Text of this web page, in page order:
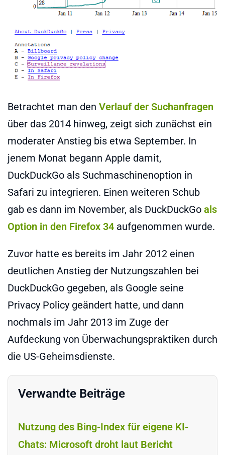
Betrachtet man den Verlauf der Suchanfragen
über das 2014 hinweg, zeigt sich zunächst ein
moderater Anstieg bis etwa September. In
jenem Monat begann Apple damit,
DuckDuckGo als Suchmaschinenoption in
Safari zu integrieren. Einen weiteren Schub
gab es dann im November, als DuckDuckGo als
Option in den Firefox 34 aufgenommen wurde.
Zuvor hatte es bereits im Jahr 2012 einen
deutlichen Anstieg der Nutzungszahlen bei
DuckDuckGo gegeben, als Google seine
Privacy Policy geändert hatte, und dann
nochmals im Jahr 2013 im Zuge der
Aufdeckung von Überwachungspraktiken durch
die US-Geheimsdienste.
Verwandte Beiträge
Nutzung des Bing-Index für eigene KI-
Chats: Microsoft droht laut Bericht